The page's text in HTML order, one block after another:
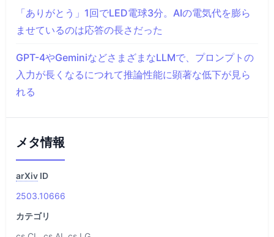
「ありがとう」1回でLED電球3分。AIの電気代を膨ら
ませているのは応答の長さだった
GPT-4やGeminiなどさまざまなLLMで、プロンプトの
入力が長くなるにつれて推論性能に顕著な低下が見ら
れる
メタ情報
arXiv ID
2503.10666
カテゴリ